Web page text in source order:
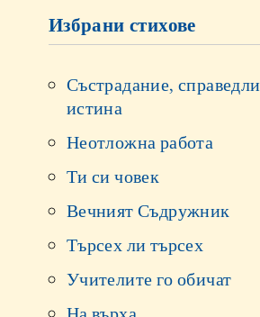
Избрани стихове
Състрадание,
истина
Неотложна работа
Ти си човек
Вечният Съдружник
Търсех ли търсех
Учителите го обичат